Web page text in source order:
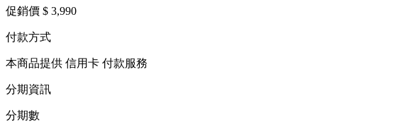
促銷價 $ 3,990
付款方式
本商品提供 信用卡 付款服務
分期資訊
分期數